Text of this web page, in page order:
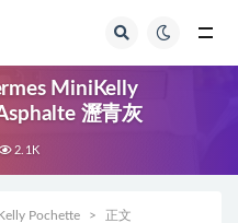
MiniKelly
瀝青灰
2.1K
Pochette 正文